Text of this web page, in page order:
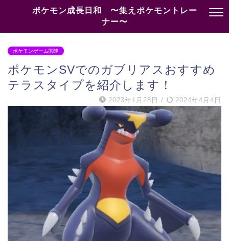
ポケモン成長日和 〜集えポケモントレー
ナー〜
ポケモンゲーム関連
ポケモンSVでのガブリアスおすすめ
テラスタイプを紹介します！
2023年1月28日 / 2024年4月4日